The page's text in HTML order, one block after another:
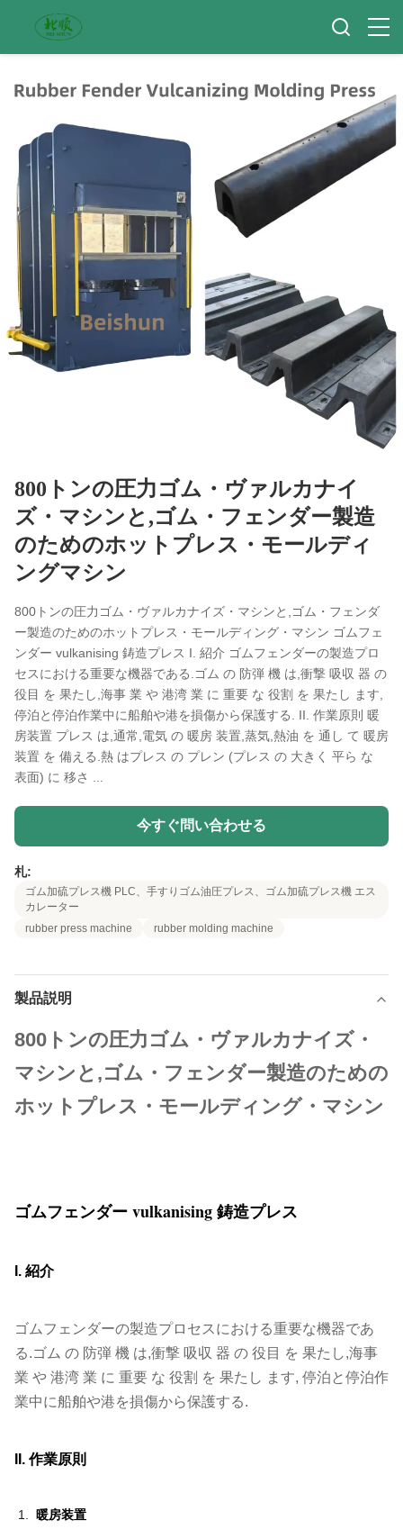
800トンの圧力ゴム・ヴァルカナイ
ズ・マシンと,ゴム・フェンダー製造
のためのホットプレス・モールディ
ングマシン
800トンの圧力ゴム・ヴァルカナイズ・マシンと,ゴム・フェンダ
ー製造のためのホットプレス・モールディング・マシン ゴムフェ
ンダー vulkanising 鋳造プレス I. 紹介 ゴムフェンダーの製造プロ
セスにおける重要な機器である.ゴム の 防弾 機 は,衝撃 吸収 器 の
役目 を 果たし,海事 業 や 港湾 業 に 重要 な 役割 を 果たし ます,
停泊と停泊作業中に船舶や港を損傷から保護する. II. 作業原則 暖
房装置 プレス は,通常,電気 の 暖房 装置,蒸気,熱油 を 通し て 暖房
装置 を 備える.熱 はプレス の プレン (プレス の 大きく 平ら な
表面) に 移さ ...
今すぐ問い合わせる
札:
ゴム加硫プレス機 PLC、手すりゴム油圧プレス、ゴム加硫プレス機 エス
カレーター
rubber press machine
rubber molding machine
製品説明
800トンの圧力ゴム・ヴァルカナイズ・
マシンと,ゴム・フェンダー製造のための
ホットプレス・モールディング・マシン
ゴムフェンダー vulkanising 鋳造プレス
I. 紹介
ゴムフェンダーの製造プロセスにおける重要な機器であ
る.ゴム の 防弾 機 は,衝撃 吸収 器 の 役目 を 果たし,海事
業 や 港湾 業 に 重要 な 役割 を 果たし ます, 停泊と停泊作
業中に船舶や港を損傷から保護する.
II. 作業原則
暖房装置